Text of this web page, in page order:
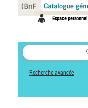
Espace personnel
Recherche avancée
Panneau de gestion des cookies